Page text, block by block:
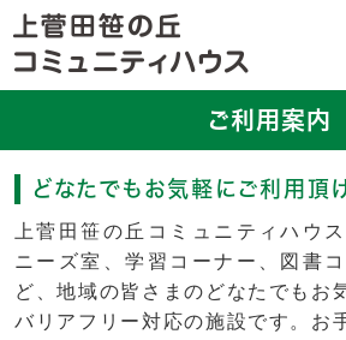
ご利用案内
どなたでもお気軽にご利用頂
上菅田笹の丘コミュニティハウ
ニーズ室、学習コーナー、図書
ど、地域の皆さまのどなたでもお
バリアフリー対応の施設です。お